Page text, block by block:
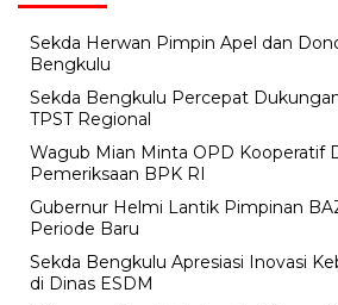
Sekda Herwan Pimpin Apel dan
Bengkulu
Sekda Bengkulu Percepat
TPST Regional
Wagub Mian Minta OPD Kooperatif
Pemeriksaan BPK RI
Gubernur Helmi Lantik Pimpinan
Periode Baru
Sekda Bengkulu Apresiasi Inovasi
di Dinas ESDM